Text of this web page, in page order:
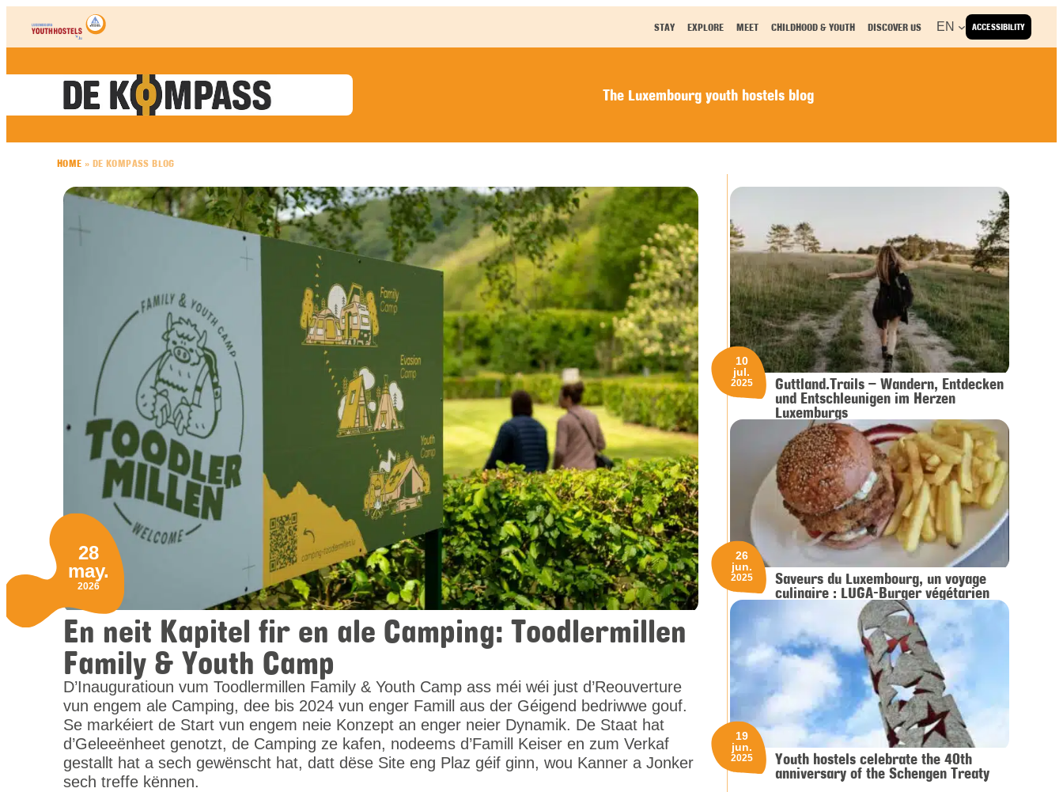
ACCESSIBILITY
STAY EXPLORE MEET CHILDHOOD & YOUTH DISCOVER US EN
The Luxembourg youth hostels blog
HOME » DE KOMPASS BLOG
En neit Kapitel fir en ale Camping: Toodlermillen
Family & Youth Camp
D’Inauguratioun vum Toodlermillen Family & Youth Camp ass méi wéi just d’Reouverture
vun engem ale Camping, dee bis 2024 vun enger Famill aus der Géigend bedriwwe gouf.
Se markéiert de Start vun engem neie Konzept an enger neier Dynamik. De Staat hat
d’Geleeënheet genotzt, de Camping ze kafen, nodeems d’Famill Keiser en zum Verkaf
gestallt hat a sech gewënscht hat, datt dëse Site eng Plaz géif ginn, wou Kanner a Jonker
sech treffe kënnen.
28
may.
2026
Guttland.Trails – Wandern, Entdecken
und Entschleunigen im Herzen
Luxemburgs
10
jul.
2025
Saveurs du Luxembourg, un voyage
culinaire : LUGA-Burger végétarien
26
jun.
2025
Youth hostels celebrate the 40th
anniversary of the Schengen Treaty
19
jun.
2025